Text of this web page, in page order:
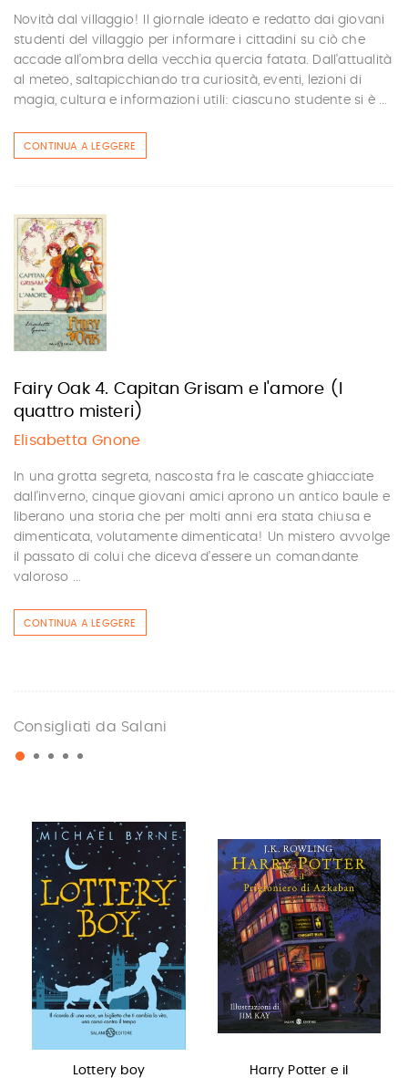
Novità dal villaggio! Il giornale ideato e redatto dai giovani
studenti del villaggio per informare i cittadini su ciò che
accade all’ombra della vecchia quercia fatata. Dall’attualità
al meteo, saltapicchiando tra curiosità, eventi, lezioni di
magia, cultura e informazioni utili: ciascuno studente si è ...
CONTINUA A LEGGERE
Fairy Oak 4. Capitan Grisam e l'amore (I
quattro misteri)
Elisabetta Gnone
In una grotta segreta, nascosta fra le cascate ghiacciate
dall’inverno, cinque giovani amici aprono un antico baule e
liberano una storia che per molti anni era stata chiusa e
dimenticata, volutamente dimenticata! Un mistero avvolge
il passato di colui che diceva d’essere un comandante
valoroso ...
CONTINUA A LEGGERE
Consigliati da Salani
Lottery boy
Harry Potter e il